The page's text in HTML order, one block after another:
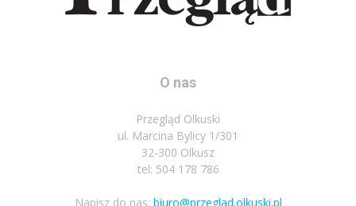
O nas
Przegląd Olkuski
ul. Marcina Bylicy 1/301
32-300 Olkusz
tel: 504 178 786
Napisz do nas: biuro@przeglad.olkuski.pl